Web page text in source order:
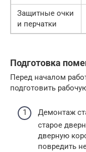
Защитные очки
и перчатки
Подготовка
Перед началом
подготовить
Демонтаж
старое
дверную
повредить